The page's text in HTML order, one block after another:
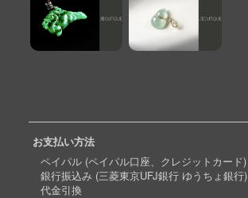
お支払い方法
ペイパル (ペイパル口座、クレジットカード)
銀行振込み (三菱東京UFJ銀行 ゆうちょ銀行)
代金引換